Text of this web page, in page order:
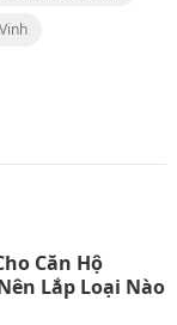
Căn Hộ
Lắp Loại Nào